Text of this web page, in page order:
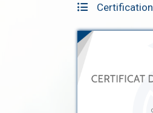
Certification